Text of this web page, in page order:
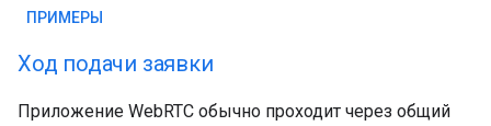
ПРИМЕРЫ
Ход подачи заявки
Приложение WebRTC обычно проходит через общий